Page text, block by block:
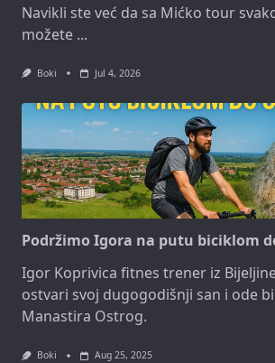
Navikli ste već da sa Mićko tour
možete ...
Boki Jul 4, 2026
Podržimo Igora na putu biciklom
Igor Koprivica fitnes trener iz
ostvari svoj dugogodišnji san i ode
Manastira Ostrog.
Boki Aug 25, 2025